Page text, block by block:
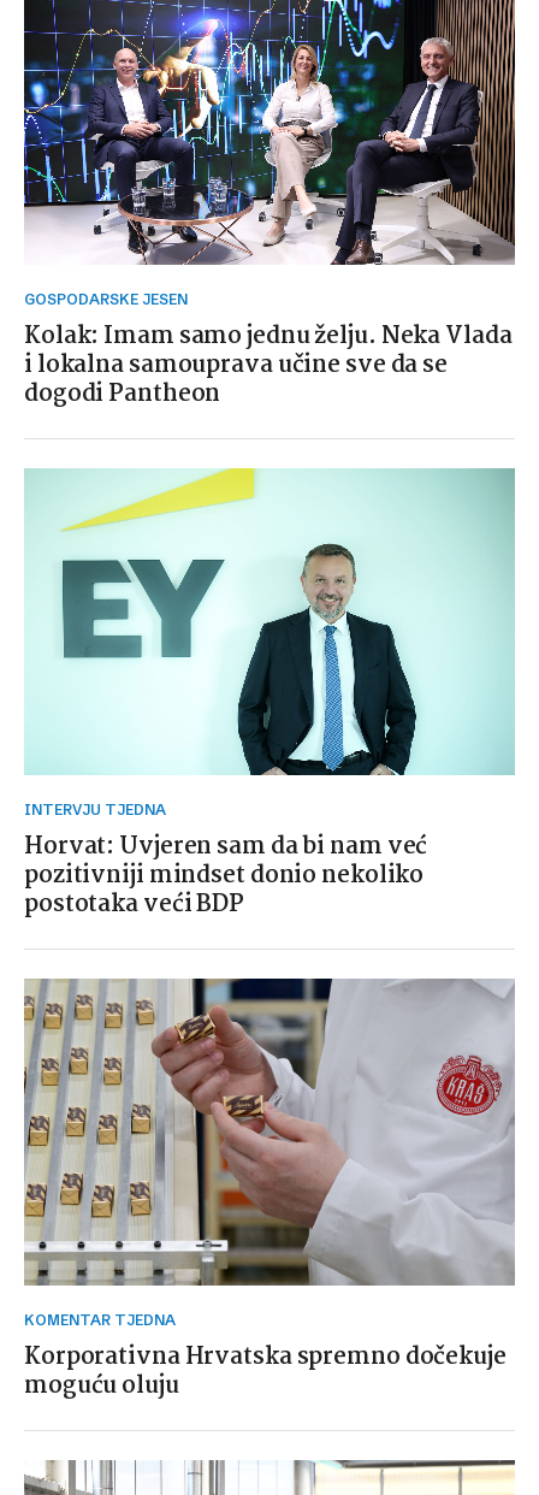
GOSPODARSKE JESEN
Kolak: Imam samo jednu želju. Neka Vlada
i lokalna samouprava učine sve da se
dogodi Pantheon
INTERVJU TJEDNA
Horvat: Uvjeren sam da bi nam već
pozitivniji mindset donio nekoliko
postotaka veći BDP
KOMENTAR TJEDNA
Korporativna Hrvatska spremno dočekuje
moguću oluju